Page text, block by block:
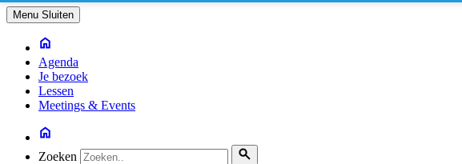
Menu Sluiten
Agenda
Je bezoek
Lessen
Meetings & Events
Zoeken